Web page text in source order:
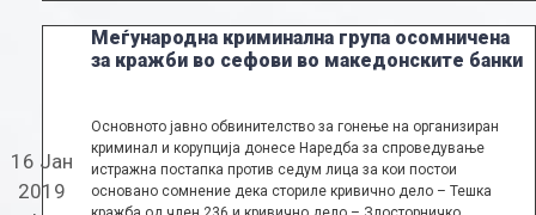
Меѓународна криминална група осомничена
за кражби во сефови во македонските банки
16 Јан
2019
Основното јавно обвинителство за гонење на организиран
криминал и корупција донесе Наредба за спроведување
истражна постапка против седум лица за кои постои
основано сомнение дека сториле кривично дело – Тешка